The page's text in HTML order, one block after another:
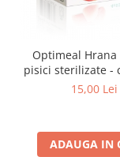
Optimeal Hrana
pisici sterilizate - curcan si
pui in sos, set
15,00 Lei
ADAUGA IN